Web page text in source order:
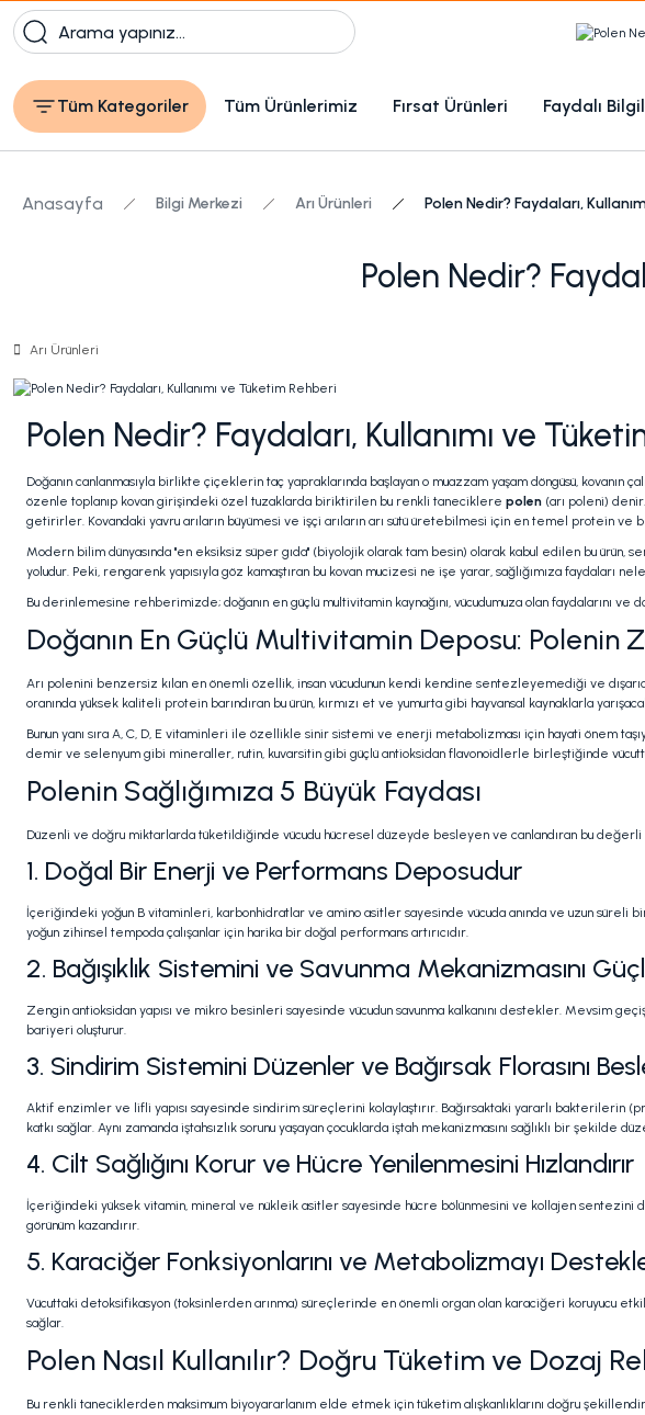
1000 TL Üzeri
Kampanyalı
Tüm Kategoriler Tüm Ürünlerimiz Fırsat Ürünleri Faydalı
Anasayfa Bilgi Merkezi Arı Ürünleri Polen Nedir? Faydaları,
Polen Nedir?
Arı Ürünleri
Polen Nedir? Faydaları, Kullanımı ve
Doğanın canlanmasıyla birlikte çiçeklerin taç yapraklarında başlayan o muazzam yaşam döngüsü,
özenle toplanıp kovan girişindeki özel tuzaklarda biriktirilen bu renkli taneciklere polen (arı poleni)
getirirler. Kovandaki yavru arıların büyümesi ve işçi arıların arı sütü üretebilmesi için en temel protein ve
Modern bilim dünyasında "en eksiksiz süper gıda" (biyolojik olarak tam besin) olarak kabul edilen bu
yoludur. Peki, rengarenk yapısıyla göz kamaştıran bu kovan mucizesi ne işe yarar, sağlığımıza faydaları
Bu derinlemesine rehberimizde; doğanın en güçlü multivitamin kaynağını, vücudumuza olan faydalarını
Doğanın En Güçlü Multivitamin Deposu: Polenin
Arı polenini benzersiz kılan en önemli özellik, insan vücudunun kendi kendine sentezleyemediği ve
oranında yüksek kaliteli protein barındıran bu ürün, kırmızı et ve yumurta gibi hayvansal kaynaklarla
Bunun yanı sıra A, C, D, E vitaminleri ile özellikle sinir sistemi ve enerji metabolizması için hayati önem
demir ve selenyum gibi mineraller, rutin, kuvarsitin gibi güçlü antioksidan flavonoidlerle birleştiğinde
Polenin Sağlığımıza 5 Büyük Faydası
Düzenli ve doğru miktarlarda tüketildiğinde vücudu hücresel düzeyde besleyen ve canlandıran bu değerli
1. Doğal Bir Enerji ve Performans Deposudur
İçeriğindeki yoğun B vitaminleri, karbonhidratlar ve amino asitler sayesinde vücuda anında ve uzun
yoğun zihinsel tempoda çalışanlar için harika bir doğal performans artırıcıdır.
2. Bağışıklık Sistemini ve Savunma Mekanizmasını
Zengin antioksidan yapısı ve mikro besinleri sayesinde vücudun savunma kalkanını destekler. Mevsim
bariyeri oluşturur.
3. Sindirim Sistemini Düzenler ve Bağırsak Florasını
Aktif enzimler ve lifli yapısı sayesinde sindirim süreçlerini kolaylaştırır. Bağırsaktaki yararlı
katkı sağlar. Aynı zamanda iştahsızlık sorunu yaşayan çocuklarda iştah mekanizmasını sağlıklı bir şekilde
4. Cilt Sağlığını Korur ve Hücre Yenilenmesini Hızlandırır
İçeriğindeki yüksek vitamin, mineral ve nükleik asitler sayesinde hücre bölünmesini ve kollajen sentezini
görünüm kazandırır.
5. Karaciğer Fonksiyonlarını ve Metabolizmayı
Vücuttaki detoksifikasyon (toksinlerden arınma) süreçlerinde en önemli organ olan karaciğeri koruyucu
sağlar.
Polen Nasıl Kullanılır? Doğru Tüketim ve Dozaj
Bu renkli taneciklerden maksimum biyoyararlanım elde etmek için tüketim alışkanlıklarını doğru